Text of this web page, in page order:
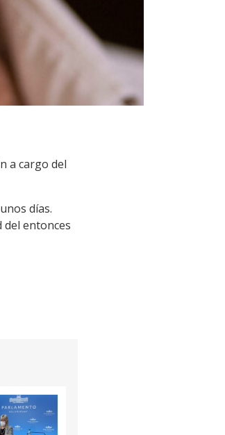
a cargo del
días.
del entonces